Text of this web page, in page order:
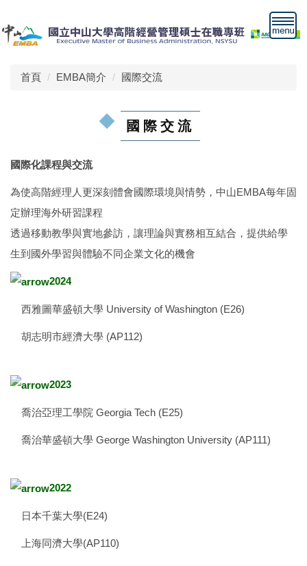
到
主
首頁 EMBA簡介 國際交流
國際交流
國際化課程與交流
為使高階經理人更深刻體會國際環境與情勢，中山EMBA每年固
定辦理海外研習課程
透過移動教學與實地參訪，讓理論與實務相互結合，提供給學
生到國外學習與體驗不同企業文化的機會
2024
西雅圖華盛頓大學 University of Washington (E26)
胡志明市經濟大學 (AP112)
2023
喬治亞理工學院 Georgia Tech (E25)
喬治華盛頓大學 George Washington University (AP111)
2022
日本千葉大學(E24)
上海同濟大學(AP110)